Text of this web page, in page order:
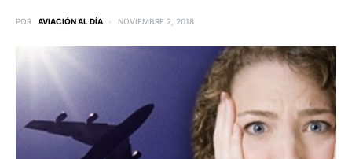
POR AVIACIÓN AL DÍA NOVIEMBRE 2, 2018